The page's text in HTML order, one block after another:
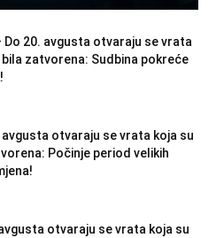
Do 20. avgusta otvaraju se vrata
bila zatvorena: Sudbina pokreće
avgusta otvaraju se vrata koja su
Počinje period velikih
otvaraju se vrata koja su